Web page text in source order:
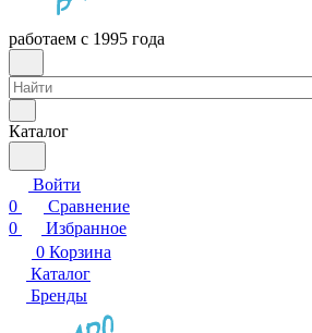
работаем с 1995 года
Каталог
Войти
0
Сравнение
0
Избранное
0 Корзина
Каталог
Бренды